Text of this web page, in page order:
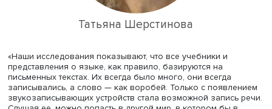
работы с полевыми звукозаписями языка (сырые
записанные в естественной среде, которые
тот или иной звуковой опыт) и рассказала об их
изучения языка повседневного общения, лексики,
грамматики и прагматики устной речи; формирования
«звучащей памяти» о нашем времени и звукового
эпохи; моделирования речевого общения в разных
коммуникативных ситуациях (для обучения людей и